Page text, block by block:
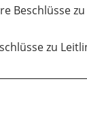
Beschlüsse
zu